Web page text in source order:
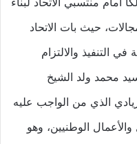
حيث بات الاتحاد
التنفيذ والالتزام
محمد ولد الشيخ
الذي من الواجب عليه
الوطنيين، وهو